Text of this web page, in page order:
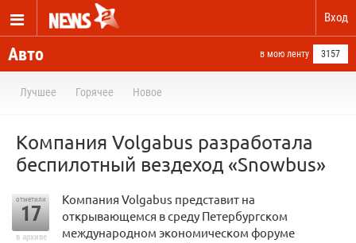
Вход
Авто в мою ленту 3157
Лучшее Горячее Новое
Компания Volgabus разработала
беспилотный вездеход «Snowbus»
отметили
17
в архиве
Компания Volgabus представит на
открывающемся в среду Петербургском
международном экономическом форуме